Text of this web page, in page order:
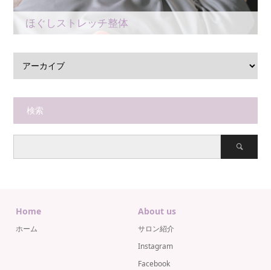
ほぐしストレッチ整体
検索
Home
ホーム
About us
サロン紹介
Instagram
Facebook